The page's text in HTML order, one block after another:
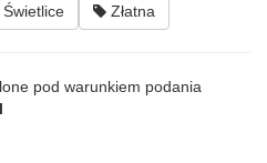
Świetlice Złatna
pod warunkiem podania